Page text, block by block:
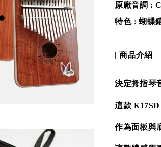
原廠音調 :
特色 : 蝴蝶
| 商品介紹
決定拇指琴
這款
作為面板與